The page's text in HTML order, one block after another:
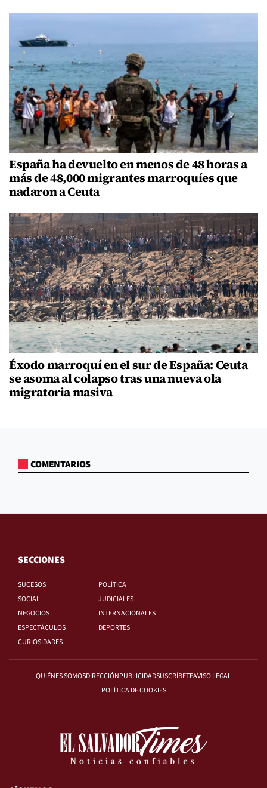
España ha devuelto en menos de 48 horas a
más de 48,000 migrantes marroquíes que
nadaron a Ceuta
Éxodo marroquí en el sur de España: Ceuta
se asoma al colapso tras una nueva ola
migratoria masiva
COMENTARIOS
SECCIONES
SUCESOS
POLÍTICA
SOCIAL
JUDICIALES
NEGOCIOS
INTERNACIONALES
ESPECTÁCULOS
DEPORTES
CURIOSIDADES
QUIÉNES SOMOSDIRECCIÓNPUBLICIDADSUSCRÍBETEAVISO LEGAL
POLÍTICA DE COOKIES